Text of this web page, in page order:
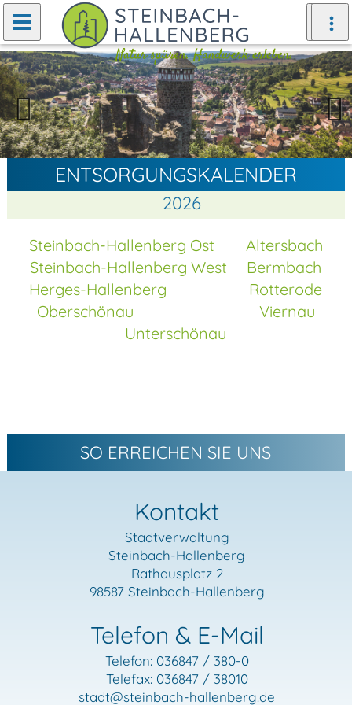
Zurück Weiter
ENTSORGUNGSKALENDER
2026
Steinbach-Hallenberg Ost
Altersbach
Steinbach-Hallenberg West
Bermbach
Herges-Hallenberg
Rotterode
Oberschönau
Viernau
Unterschönau
SO ERREICHEN SIE UNS
Kontakt
Stadtverwaltung
Steinbach-Hallenberg
Rathausplatz 2
98587 Steinbach-Hallenberg
Telefon & E-Mail
Telefon: 036847 / 380-0
Telefax: 036847 / 38010
stadt@steinbach-hallenberg.de